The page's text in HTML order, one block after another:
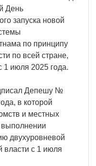
День
запуска новой
по принципу
по всей стране,
1 июля 2025 года.
Депешу №
в которой
и местных
выполнении
двухуровневой
власти с 1 июля